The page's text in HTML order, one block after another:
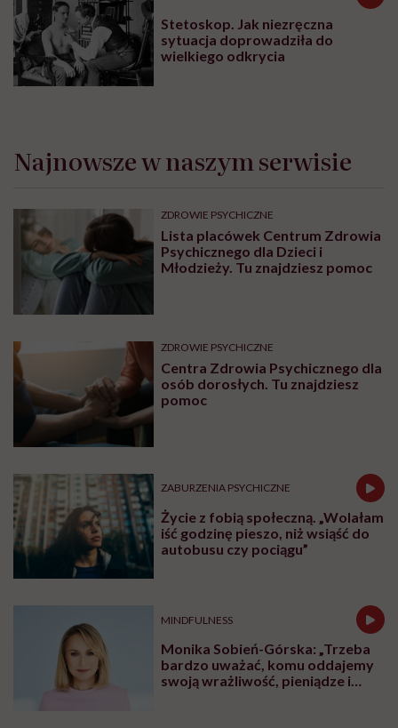
Stetoskop. Jak niezręczna
sytuacja doprowadziła do
wielkiego odkrycia
Najnowsze w naszym serwisie
ZDROWIE PSYCHICZNE
Lista placówek Centrum Zdrowia
Psychicznego dla Dzieci i
Młodzieży. Tu znajdziesz pomoc
ZDROWIE PSYCHICZNE
Centra Zdrowia Psychicznego dla
osób dorosłych. Tu znajdziesz
pomoc
ZABURZENIA PSYCHICZNE
Życie z fobią społeczną. „Wolałam
iść godzinę pieszo, niż wsiąść do
autobusu czy pociągu”
MINDFULNESS
Monika Sobień-Górska: „Trzeba
bardzo uważać, komu oddajemy
swoją wrażliwość, pieniądze i